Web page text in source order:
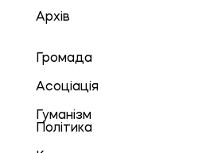
Архів
Громада
Асоціація
Гуманізм
Політика